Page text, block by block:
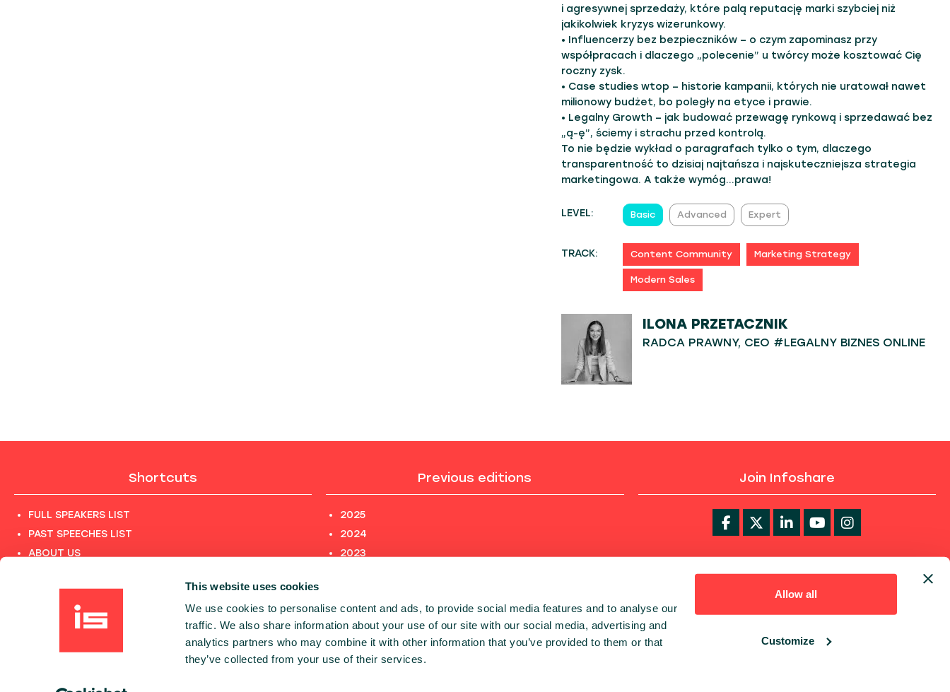
This website uses cookies
We use cookies to personalise content and ads, to provide social media features and to analyse our
traffic. We also share information about your use of our site with our social media, advertising and
analytics partners who may combine it with other information that you’ve provided to them or that
they’ve collected from your use of their services.
Allow all
Customize
i agresywnej sprzedaży, które palą reputację marki szybciej niż
jakikolwiek kryzys wizerunkowy.
• Influencerzy bez bezpieczników – o czym zapominasz przy
współpracach i dlaczego „polecenie” u twórcy może kosztować Cię
roczny zysk.
• Case studies wtop – historie kampanii, których nie uratował nawet
milionowy budżet, bo poległy na etyce i prawie.
• Legalny Growth – jak budować przewagę rynkową i sprzedawać bez
„ą-ę”, ściemy i strachu przed kontrolą.
To nie będzie wykład o paragrafach tylko o tym, dlaczego
transparentność to dzisiaj najtańsza i najskuteczniejsza strategia
marketingowa. A także wymóg...prawa!
LEVEL: Basic Advanced Expert
TRACK: Content Community Marketing Strategy
Modern Sales
ILONA PRZETACZNIK
RADCA PRAWNY, CEO #LEGALNY BIZNES ONLINE
Shortcuts
FULL SPEAKERS LIST
PAST SPEECHES LIST
ABOUT US
CODE OF CONDUCT
CONTACT
TERMS AND CONDITIONS
PRIVACY POLICY and INFORMATION CLAUSES
Previous editions
2025
2024
2023
2020
PREVIOUS EDITIONS
PHOTOS
Join Infoshare
infoShare Academy